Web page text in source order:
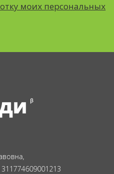
моих персональных